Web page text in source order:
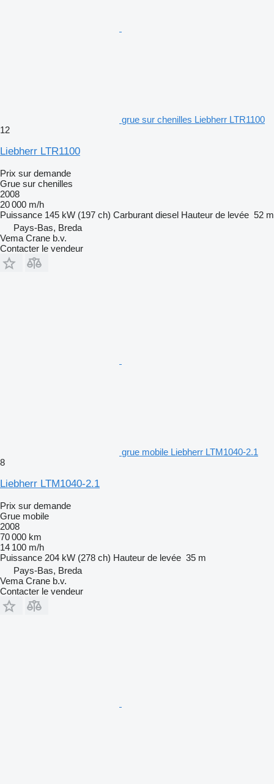
grue sur chenilles Liebherr LTR1100
12
Liebherr LTR1100
Prix sur demande
Grue sur chenilles
2008
20 000 m/h
Puissance 145 kW (197 ch) Carburant diesel Hauteur de levée 52 m
Pays-Bas, Breda
Vema Crane b.v.
Contacter le vendeur
grue mobile Liebherr LTM1040-2.1
8
Liebherr LTM1040-2.1
Prix sur demande
Grue mobile
2008
70 000 km
14 100 m/h
Puissance 204 kW (278 ch) Hauteur de levée 35 m
Pays-Bas, Breda
Vema Crane b.v.
Contacter le vendeur